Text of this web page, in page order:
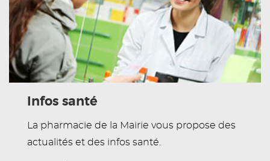
Infos santé
La pharmacie de la Mairie vous propose des
actualités et des infos santé.